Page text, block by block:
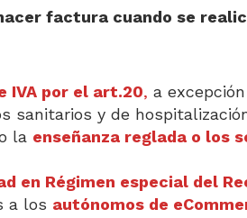
factura cuando se
IVA por el art.20, a
sanitarios y de
la enseñanza reglada o los
en Régimen especial del
a los autónomos de